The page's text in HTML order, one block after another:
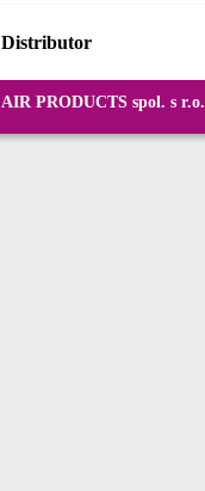
Distributor
AIR PRODUCTS spol. s r.o.